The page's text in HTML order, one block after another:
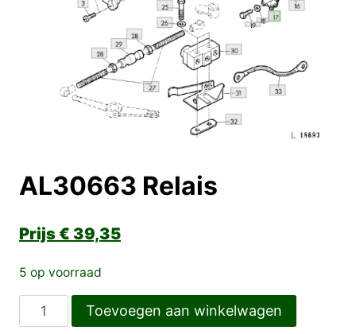
AL30663 Relais
€ 39,35
5 op voorraad
AL30663
Relais
Toevoegen aan winkelwagen